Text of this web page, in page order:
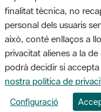
MAPA WEB AVÍS LEGAL
Diputació de Barcelona.
Barcelona. Tel. 934 022
finalitat tècnica, no
personal dels usuaris
això, conté enllaços a
privacitat alienes a la
podrà decidir si
nostra política de
Configuració